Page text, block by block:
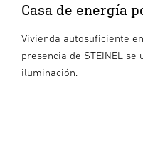
Casa de energía
Vivienda autosuficiente
presencia de STEINEL
iluminación.